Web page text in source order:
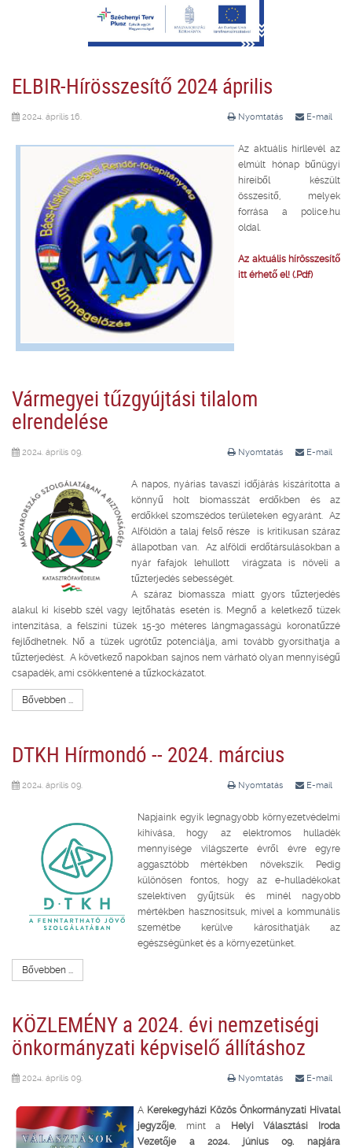
ELBIR-Hírösszesítő 2024 április
Nyomtatás E-mail
2024. április 16.
Az aktuális hírllevél az
elmúlt hónap bűnügyi
híreiből készült
összesítő, melyek
forrása a police.hu
oldal.
Az aktuális hírösszesítő
itt érhető el! (.Pdf)
Vármegyei tűzgyújtási tilalom
elrendelése
Nyomtatás E-mail
2024. április 09.
A napos, nyárias tavaszi időjárás kiszárította a
könnyű holt biomasszát erdőkben és az
erdőkkel szomszédos területeken egyaránt. Az
Alföldön a talaj felső része is kritikusan száraz
állapotban van. Az alföldi erdőtársulásokban a
nyár fafajok lehullott virágzata is növeli a
tűzterjedés sebességét.
A száraz biomassza miatt gyors tűzterjedés
alakul ki kisebb szél vagy lejtőhatás esetén is. Megnő a keletkező tüzek
intenzitása, a felszíni tüzek 15-30 méteres lángmagasságú koronatűzzé
fejlődhetnek. Nő a tüzek ugrótűz potenciálja, ami tovább gyorsíthatja a
tűzterjedést. A következő napokban sajnos nem várható olyan mennyiségű
csapadék, ami csökkentené a tűzkockázatot.
Bővebben ...
DTKH Hírmondó -- 2024. március
Nyomtatás E-mail
2024. április 09.
Napjaink egyik legnagyobb környezetvédelmi
kihívása, hogy az elektromos hulladék
mennyisége világszerte évről évre egyre
aggasztóbb mértékben növekszik. Pedig
különösen fontos, hogy az e-hulladékokat
szelektíven gyűjtsük és minél nagyobb
mértékben hasznosítsuk, mivel a kommunális
szemétbe kerülve károsíthatják az
egészségünket és a környezetünket.
Bővebben ...
KÖZLEMÉNY a 2024. évi nemzetiségi
önkormányzati képviselő állításhoz
Nyomtatás E-mail
2024. április 09.
A Kerekegyházi Közös Önkormányzati Hivatal
jegyzője, mint a Helyi Választási Iroda
Vezetője a 2024. június 09. napjára